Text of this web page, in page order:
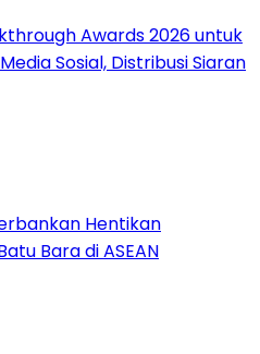
Awards 2026 untuk
Sosial, Distribusi Siaran
Hentikan
Bara di ASEAN